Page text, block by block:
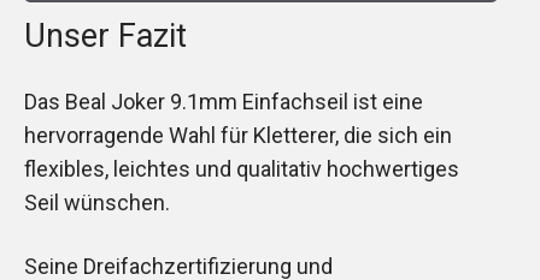
Unser Fazit
Das Beal Joker 9.1mm Einfachseil ist eine
hervorragende Wahl für Kletterer, die sich ein
flexibles, leichtes und qualitativ hochwertiges
Seil wünschen.
Seine Dreifachzertifizierung und